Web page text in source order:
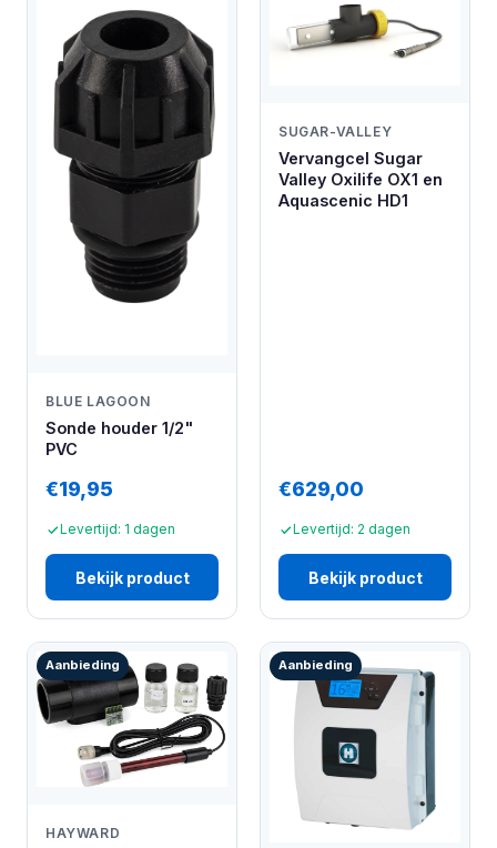
BLUE LAGOON
Sonde houder 1/2"
PVC
€19,95
Levertijd: 1 dagen
Bekijk product
SUGAR-VALLEY
Vervangcel Sugar
Valley Oxilife OX1 en
Aquascenic HD1
€629,00
Levertijd: 2 dagen
Bekijk product
Aanbieding
HAYWARD
Aanbieding